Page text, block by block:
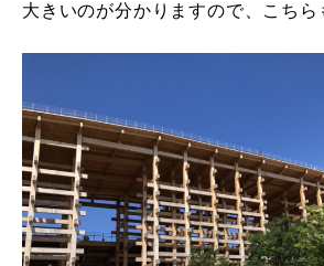
大きいのが分かりますので、こちら